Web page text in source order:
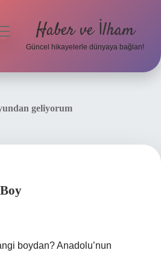
Haber ve İlham
Güncel hikayelerle dünyaya bağlan!
geliyorum
boydan? Anadolu’nun